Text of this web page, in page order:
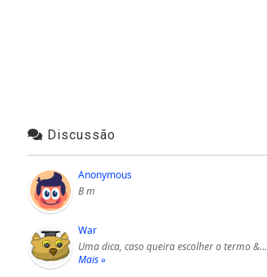
Discussão
Anonymous
B m
War
Uma dica, caso queira escolher o termo &…
Mais »